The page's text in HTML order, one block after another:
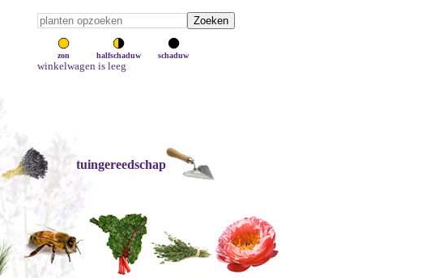
zon halfschaduw schaduw
winkelwagen is leeg
tuingereedschap